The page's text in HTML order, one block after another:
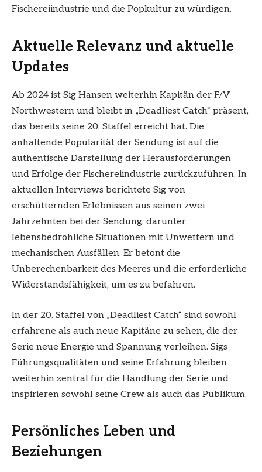
Fischereiindustrie und die Popkultur zu würdigen.
Aktuelle Relevanz und aktuelle
Updates
Ab 2024 ist Sig Hansen weiterhin Kapitän der F/V
Northwestern und bleibt in „Deadliest Catch“ präsent,
das bereits seine 20. Staffel erreicht hat. Die
anhaltende Popularität der Sendung ist auf die
authentische Darstellung der Herausforderungen
und Erfolge der Fischereiindustrie zurückzuführen. In
aktuellen Interviews berichtete Sig von
erschütternden Erlebnissen aus seinen zwei
Jahrzehnten bei der Sendung, darunter
lebensbedrohliche Situationen mit Unwettern und
mechanischen Ausfällen. Er betont die
Unberechenbarkeit des Meeres und die erforderliche
Widerstandsfähigkeit, um es zu befahren.
In der 20. Staffel von „Deadliest Catch“ sind sowohl
erfahrene als auch neue Kapitäne zu sehen, die der
Serie neue Energie und Spannung verleihen. Sigs
Führungsqualitäten und seine Erfahrung bleiben
weiterhin zentral für die Handlung der Serie und
inspirieren sowohl seine Crew als auch das Publikum.
Persönliches Leben und
Beziehungen